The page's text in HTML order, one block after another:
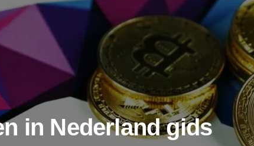
in Nederland gids